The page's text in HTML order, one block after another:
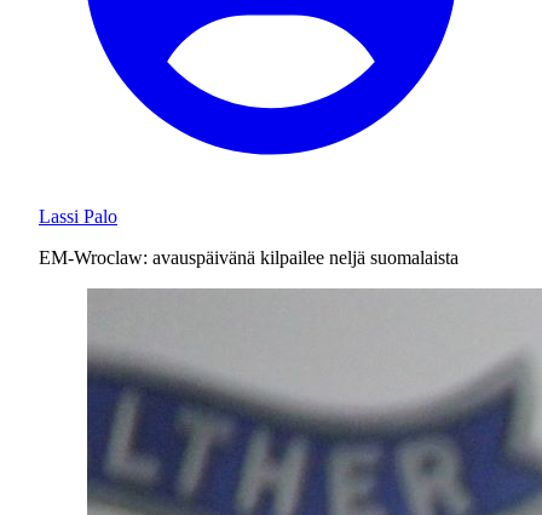
Lassi Palo
EM-Wroclaw: avauspäivänä kilpailee neljä suomalaista